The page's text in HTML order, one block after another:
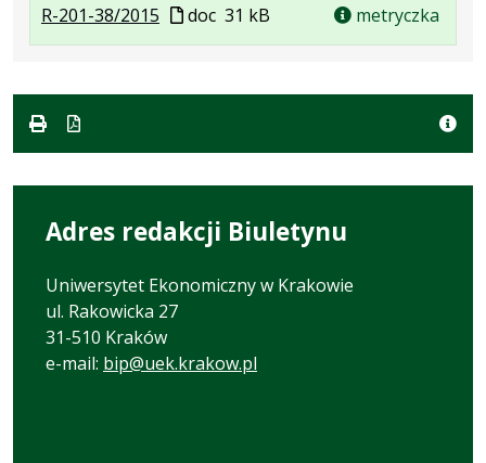
R-201-38/2015
Plik
formacie:
Rozmiar
31
Plik
w
doc 31 kB metryczka
Adres redakcji Biuletynu
Uniwersytet Ekonomiczny w Krakowie
ul. Rakowicka 27
31-510 Kraków
e-mail: bip@uek.krakow.pl